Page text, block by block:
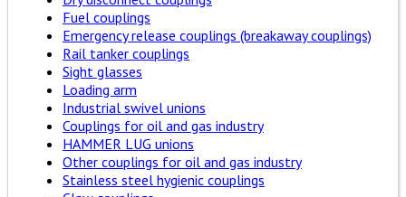
Fuel couplings
Emergency release couplings (breakaway couplings)
Rail tanker couplings
Sight glasses
Loading arm
Industrial swivel unions
Couplings for oil and gas industry
HAMMER LUG unions
Other couplings for oil and gas industry
Stainless steel hygienic couplings